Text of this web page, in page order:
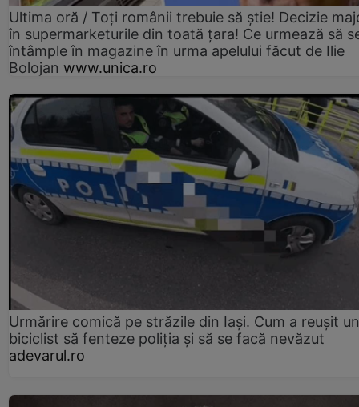
Ultima oră / Toți românii trebuie să știe! Decizie
în supermarketurile din toată țara! Ce urmează să
întâmple în magazine în urma apelului făcut de Ilie
Bolojan www.unica.ro
Urmărire comică pe străzile din Iași. Cum a reușit un
biciclist să fenteze poliția și să se facă nevăzut
adevarul.ro